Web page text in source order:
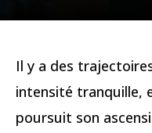
Il y a des
intensité tranquille,
poursuit son